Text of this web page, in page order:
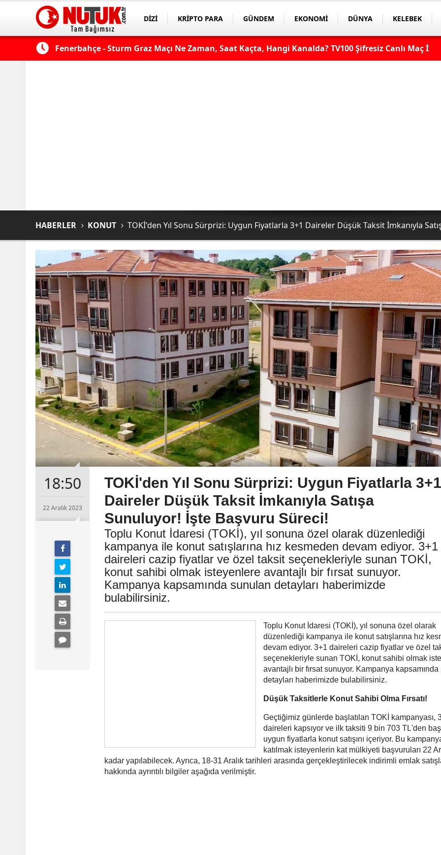
DİZİ KRİPTO PARA GÜNDEM EKONOMİ DÜNYA KELEBEK
şifresiz Fenerbahçe - Sturm Graz Maçı Ne Zaman, Saat Kaçta, Hangi Kanalda? TV100 Şifresiz Canlı Maç İzle
HABERLER KONUT TOKİ'den Yıl Sonu Sürprizi: Uygun Fiyatlarla 3+1 Daireler Düşük Taksit İmkanıyla
18:50
22 Aralık 2023
TOKİ'den Yıl Sonu Sürprizi: Uygun Fiyatlarla 3+1
Daireler Düşük Taksit İmkanıyla Satışa
Sunuluyor! İşte Başvuru Süreci!
Toplu Konut İdaresi (TOKİ), yıl sonuna özel olarak düzenlediği
kampanya ile konut satışlarına hız kesmeden devam ediyor. 3+1
daireleri cazip fiyatlar ve özel taksit seçenekleriyle sunan TOKİ,
konut sahibi olmak isteyenlere avantajlı bir fırsat sunuyor.
Kampanya kapsamında sunulan detayları haberimizde
bulabilirsiniz.
Toplu Konut İdaresi (TOKİ), yıl sonuna özel olarak
düzenlediği kampanya ile konut satışlarına hız
devam ediyor. 3+1 daireleri cazip fiyatlar ve özel
seçenekleriyle sunan TOKİ, konut sahibi olmak
avantajlı bir fırsat sunuyor. Kampanya
detayları haberimizde bulabilirsiniz.
Düşük Taksitlerle Konut Sahibi Olma Fırsatı!
Geçtiğimiz günlerde başlatılan TOKİ kampanyası,
daireleri kapsıyor ve ilk taksiti 9 bin 703 TL'den
uygun fiyatlarla konut satışını içeriyor. Bu
katılmak isteyenlerin kat mülkiyeti başvuruları 22
kadar yapılabilecek. Ayrıca, 18-31 Aralık tarihleri arasında gerçekleştirilecek indirimli emlak
hakkında ayrıntılı bilgiler aşağıda verilmiştir.